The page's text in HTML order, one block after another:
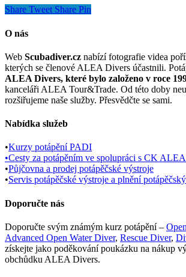
39 Kč.1 Kč.
byla:je:
Share Tweet Share Pin
O nás
Web Scubadiver.cz nabízí fotografie videa
kterých se členové ALEA Divers účastnili.
ALEA Divers, které bylo založeno v roce
kanceláři ALEA Tour&Trade. Od této doby
rozšiřujeme naše služby. Přesvědčte se sami.
Nabídka služeb
•Kurzy potápění PADI
•Cesty za potápěním ve spolupráci s CK
•Půjčovna a prodej potápěčské výstroje
•Servis potápěčské výstroje a plnění
Doporučte nás
Doporučte svým známým kurz potápění –
Advanced Open Water Diver, Rescue Diver,
získejte jako poděkování poukázku na nákup
obchůdku ALEA Divers.